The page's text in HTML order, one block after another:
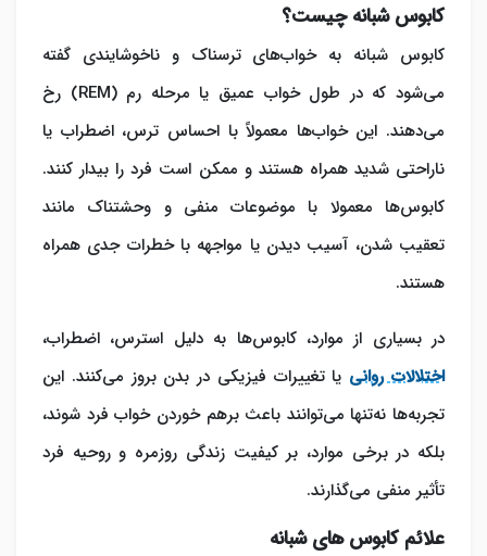
کابوس شبانه چیست؟
کابوس شبانه به خواب‌های ترسناک و ناخوشایندی گفته
می‌شود که در طول خواب عمیق یا مرحله رم (REM) رخ
می‌دهند. این خواب‌ها معمولاً با احساس ترس، اضطراب یا
ناراحتی شدید همراه هستند و ممکن است فرد را بیدار کنند.
کابوس‌ها معمولا با موضوعات منفی و وحشتناک مانند
تعقیب شدن، آسیب دیدن یا مواجهه با خطرات جدی همراه
هستند.
در بسیاری از موارد، کابوس‌ها به دلیل استرس، اضطراب،
اختلالات روانی یا تغییرات فیزیکی در بدن بروز می‌کنند. این
تجربه‌ها نه‌تنها می‌توانند باعث برهم خوردن خواب فرد شوند،
بلکه در برخی موارد، بر کیفیت زندگی روزمره و روحیه فرد
تأثیر منفی می‌گذارند.
علائم کابوس های شبانه